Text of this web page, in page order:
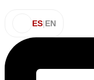
ES|EN